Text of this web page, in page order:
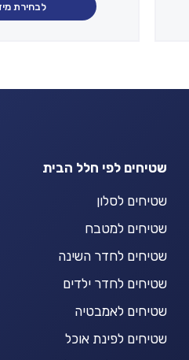
לבחירת
שטיחים לפי חלל הבית
שטיחים לסלון
שטיחים למטבח
שטיחים לחדר השינה
שטיחים לחדר ילדים
שטיחים לאמבטיה
שטיחים לפינת אוכל